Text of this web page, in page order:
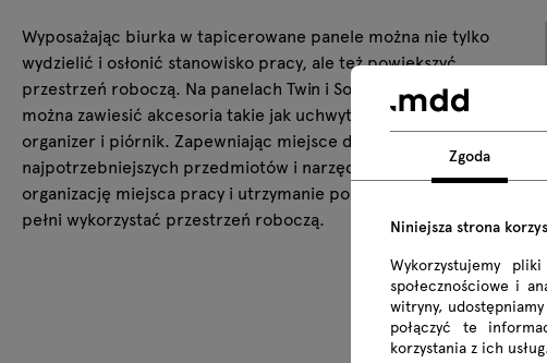
Wyposażając biurka w tapicerowane panele można nie tylko
wydzielić i osłonić stanowisko pracy, ale też powiększyć
przestrzeń roboczą. Na panelach Twin i Sonic z listwą funkcyjną
można zawiesić akcesoria takie jak uchwyt na monitor, półka,
organizer i piórnik. Zapewniając miejsce do odłożenia
najpotrzebniejszych przedmiotów i narzędzi pracy, ułatwiają one
organizację miejsca pracy i utrzymanie porządku, pozwalają też w
pełni wykorzystać przestrzeń roboczą.
Zgoda
Niniejsza strona
Wykorzystujemy
społecznościowe i
witryny,
połączyć te
korzystania z ich usług.